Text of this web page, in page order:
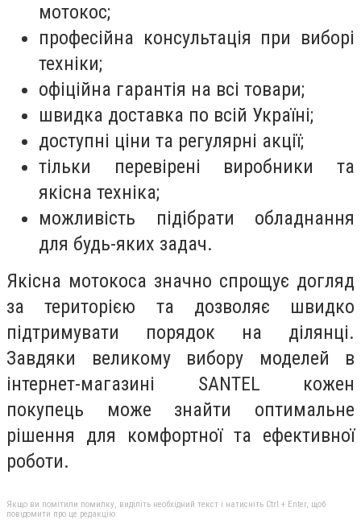
мотокос;
професійна консультація при виборі
техніки;
офіційна гарантія на всі товари;
швидка доставка по всій Україні;
доступні ціни та регулярні акції;
тільки перевірені виробники та
якісна техніка;
можливість підібрати обладнання
для будь-яких задач.
Якісна мотокоса значно спрощує догляд
за територією та дозволяє швидко
підтримувати порядок на ділянці.
Завдяки великому вибору моделей в
інтернет-магазині SANTEL кожен
покупець може знайти оптимальне
рішення для комфортної та ефективної
роботи.
Якщо ви помітили помилку, виділіть необхідний текст і натисніть Ctrl + Enter, щоб
повідомити про це редакцію